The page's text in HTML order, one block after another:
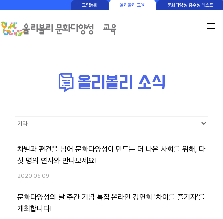
그림동화 올리볼리 교육 문화다양성 감수성 테스트
차별과 편견을 넘어 문화다양성이 만드는 더 나은 사회를 위해, 다
섯 명의 연사와 만나보세요!
2020.06.09
문화다양성의 날 주간 기념 특집 온라인 강연회 '차이를 즐기자'를
개최합니다!